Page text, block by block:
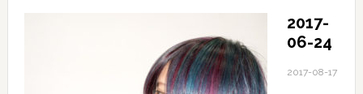
か
ら
新
2017-
06-24
2017-08-17